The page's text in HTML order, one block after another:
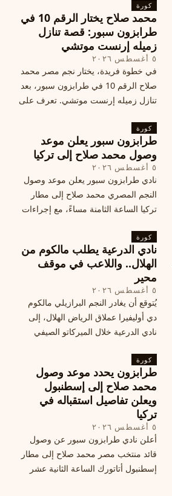
كورة
محمد صلاح يختار الرقم 10 في
طرابزون سبور: قصة تنازل
زميله إرنست موتشي
٥ أغسطس ٢٠٢٦
في خطوة فريدة، يختار نجم مصر محمد
صلاح الرقم 10 في طرابزون سبور، بعد
تنازل زميله إرنست موتشي. تعرف على
كورة
طرابزون سبور يعلن موعد
وصول محمد صلاح إلى تركيا
٥ أغسطس ٢٠٢٦
نادي طرابزون سبور يعلن موعد وصول
النجم المصري محمد صلاح إلى مطار
تركيا الساعة الثامنة مساءً، مع إجراءات
جديد ومكافآت مالية.
كورة
نادي الدرعية يطلب مالكوم من
الهلال.. واللاعب في موقف
محير
٥ أغسطس ٢٠٢٦
يُتوقع أن يغادر النجم البرازيلي مالكوم
دي أوليفيرا عملاق الرياض الهلال، إلى
نادي الدرعية خلال الميركاتو الصيفي
هذا الانتقال، وسط تقارير تفيد أن الهلال
يرحب بفراقته.
كورة
طرابزون يحدد موعد وصول
محمد صلاح إلى إسطنبول
ويعلن تفاصيل استقباله في
تركيا
٥ أغسطس ٢٠٢٦
أعلن نادي طرابزون سبور عن وصول
قائد منتخب مصر محمد صلاح إلى مطار
إسطنبول أتاتورك الساعة الثانية عشر